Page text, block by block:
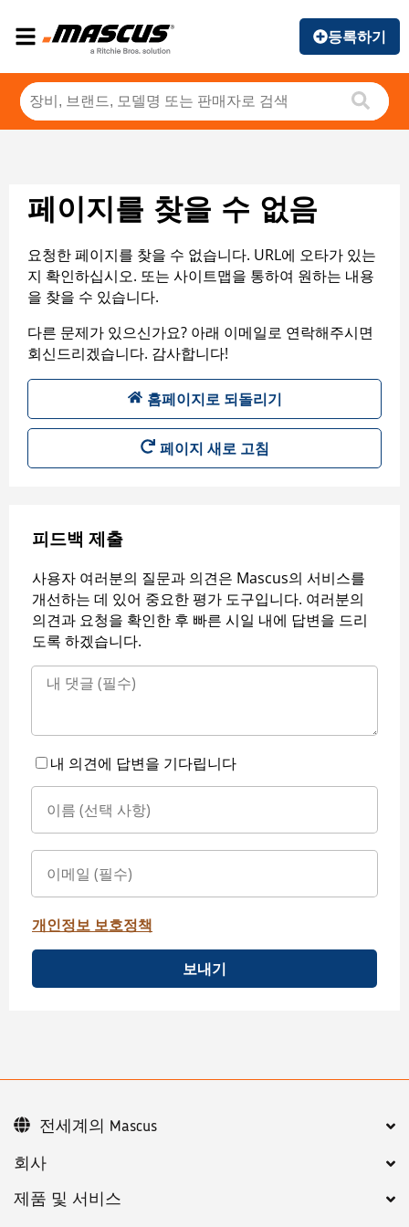
등록하기
페이지를 찾을 수 없음
요청한 페이지를 찾을 수 없습니다. URL에 오타가 있는
지 확인하십시오. 또는 사이트맵을 통하여 원하는 내용
을 찾을 수 있습니다.
다른 문제가 있으신가요? 아래 이메일로 연락해주시면
회신드리겠습니다. 감사합니다!
홈페이지로 되돌리기
페이지 새로 고침
피드백 제출
사용자 여러분의 질문과 의견은 Mascus의 서비스를
개선하는 데 있어 중요한 평가 도구입니다. 여러분의
의견과 요청을 확인한 후 빠른 시일 내에 답변을 드리
도록 하겠습니다.
내 의견에 답변을 기다립니다
개인정보 보호정책
보내기
회사
제품 및 서비스
전세계의 Mascus